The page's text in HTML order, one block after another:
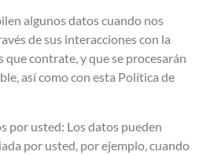
algunos datos cuando nos
de sus interacciones con la
contrate, y que se procesarán
así como con esta Política de
por usted: Los datos pueden
por usted, por ejemplo, cuando